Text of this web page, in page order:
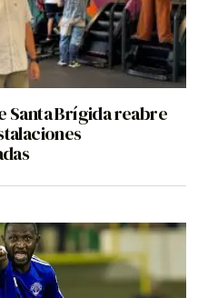
Santa Brígida reabre